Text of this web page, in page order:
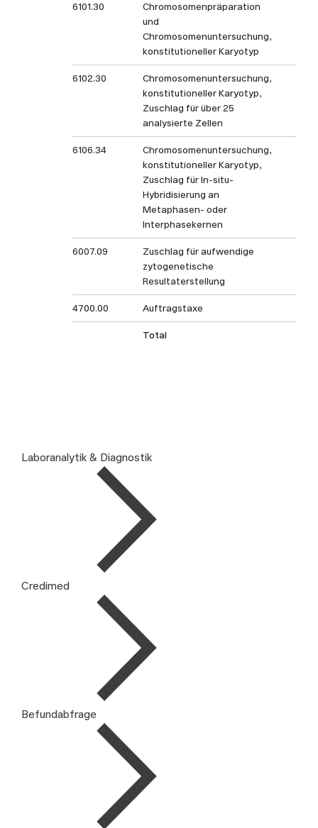
6101.30
Chromosomenpräparation
und
Chromosomenuntersuchung,
konstitutioneller Karyotyp
6102.30
Chromosomenuntersuchung,
konstitutioneller Karyotyp,
Zuschlag für über 25
analysierte Zellen
6106.34
Chromosomenuntersuchung,
konstitutioneller Karyotyp,
Zuschlag für In-situ-
Hybridisierung an
Metaphasen- oder
Interphasekernen
6007.09
Zuschlag für aufwendige
zytogenetische
Resultaterstellung
4700.00 Auftragstaxe
Total
Laboranalytik & Diagnostik
Credimed
Befundabfrage